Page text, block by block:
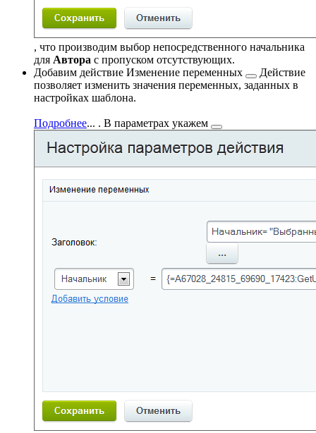
, что производим выбор непосредственного начальника
для Автора с пропуском отсутствующих.
Добавим действие Изменение переменных
Действие
позволяет изменить значения переменных, заданных в
настройках шаблона.
Подробнее... . В параметрах укажем